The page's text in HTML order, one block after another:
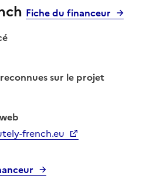
Fiche du financeur
sur le projet
french.eu